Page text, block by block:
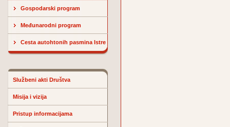
Gospodarski program
Međunarodni program
Cesta autohtonih pasmina Istre
Službeni akti Društva
Misija i vizija
Pristup informacijama